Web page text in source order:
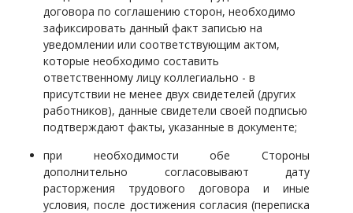
договора по соглашению сторон, необходимо
зафиксировать данный факт записью на
уведомлении или соответствующим актом,
которые необходимо составить
ответственному лицу коллегиально - в
присутствии не менее двух свидетелей (других
работников), данные свидетели своей подписью
подтверждают факты, указанные в документе;
при необходимости обе Стороны
дополнительно согласовывают дату
расторжения трудового договора и иные
условия, после достижения согласия (переписка